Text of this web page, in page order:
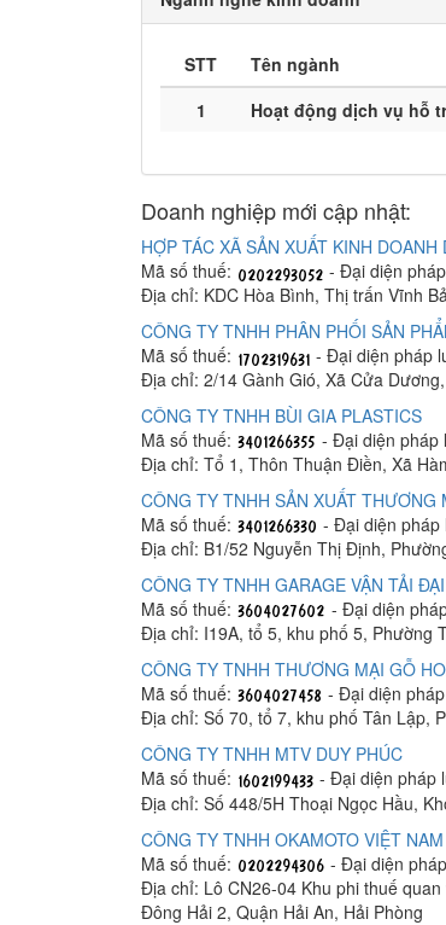
STT Tên ngành
1
Hoạt động dịch vụ hỗ
Doanh nghiệp mới cập nhật:
HỢP TÁC XÃ SẢN XUẤT KINH
Mã số thuế:
- Đại diện
Địa chỉ: KDC Hòa Bình, Thị trấn Vĩnh
CÔNG TY TNHH PHÂN PHỐI SẢN
Mã số thuế:
- Đại diện pháp
Địa chỉ: 2/14 Gành Gió, Xã Cửa
CÔNG TY TNHH BÙI GIA PLASTICS
Mã số thuế:
- Đại diện pháp
Địa chỉ: Tổ 1, Thôn Thuận Điền, Xã
CÔNG TY TNHH SẢN XUẤT THƯƠNG
Mã số thuế:
- Đại diện pháp
Địa chỉ: B1/52 Nguyễn Thị Định,
CÔNG TY TNHH GARAGE VẬN TẢI
Mã số thuế:
- Đại diện
Địa chỉ: I19A, tổ 5, khu phố 5, Phường
CÔNG TY TNHH THƯƠNG MẠI GỖ
Mã số thuế:
- Đại diện
Địa chỉ: Số 70, tổ 7, khu phố Tân Lập,
CÔNG TY TNHH MTV DUY PHÚC
Mã số thuế:
- Đại diện pháp
Địa chỉ: Số 448/5H Thoại Ngọc Hầu,
CÔNG TY TNHH OKAMOTO VIỆT NAM
Mã số thuế:
- Đại diện
Địa chỉ: Lô CN26-04 Khu phi thuế
Đông Hải 2, Quận Hải An, Hải Phòng